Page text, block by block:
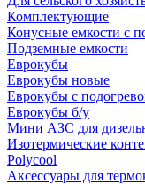
Комплектующие
Конусные емкости с
Подземные емкости
Еврокубы
Еврокубы новые
Еврокубы с
Еврокубы б/у
Мини АЗС для
Изотермические
Polycool
Аксессуары для